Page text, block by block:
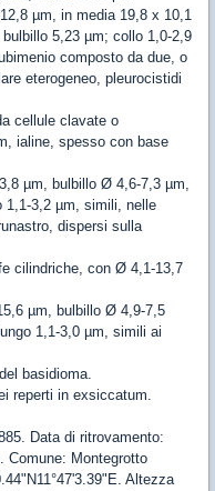
µm, in media 19,8 x 10,1
5,23 µm; collo 1,0-2,9
composto da due, o
eterogeneo, pleurocistidi
cellule clavate o
ialine, spesso con base
µm, bulbillo Ø 4,6-7,3 µm,
1,1-3,2 µm, simili, nelle
dispersi sulla
cilindriche, con Ø 4,1-13,7
µm, bulbillo Ø 4,9-7,5
1,1-3,0 µm, simili ai
basidioma.
reperti in exsiccatum.
Data di ritrovamento:
Comune: Montegrotto
Altezza